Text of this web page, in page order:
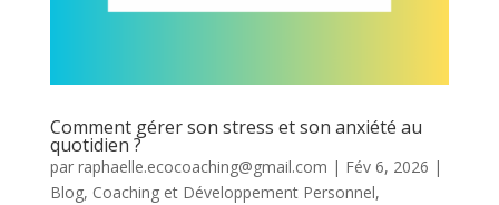
Comment gérer son stress et son anxiété au
quotidien ?
par raphaelle.ecocoaching@gmail.com | Fév 6, 2026 |
Blog, Coaching et Développement Personnel,